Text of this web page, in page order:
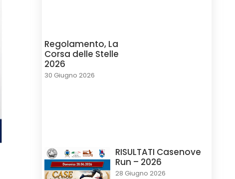
Regolamento, La
Corsa delle Stelle
2026
30 Giugno 2026
RISULTATI Casenove
Run – 2026
28 Giugno 2026